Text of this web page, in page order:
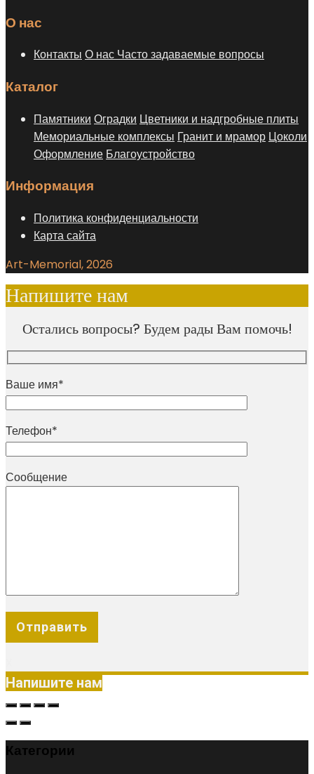
О нас
Контакты О нас Часто задаваемые вопросы
Каталог
Памятники Оградки Цветники и надгробные плиты
Мемориальные комплексы Гранит и мрамор Цоколи
Оформление Благоустройство
Информация
Политика конфиденциальности
Карта сайта
Art-Memorial, 2026
Напишите нам
Остались вопросы? Будем рады Вам помочь!
Ваше имя*
Телефон*
Сообщение
Напишите нам
Категории